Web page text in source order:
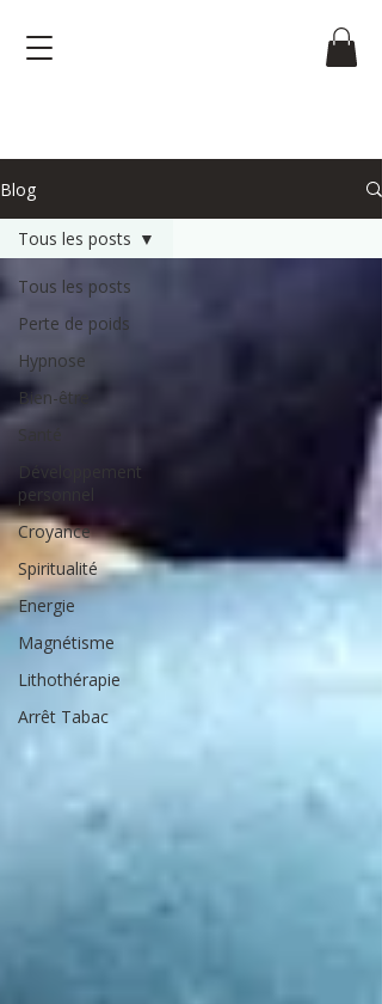
Blog
Tous les posts
Perte de poids
Hypnose
Bien-être
Santé
Développement
personnel
Croyance
Spiritualité
Energie
Magnétisme
Lithothérapie
Arrêt Tabac
Tous les posts